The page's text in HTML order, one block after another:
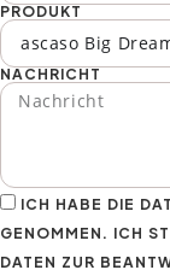
PRODUKT
NACHRICHT
ICH HABE DIE
GENOMMEN. ICH
DATEN ZUR